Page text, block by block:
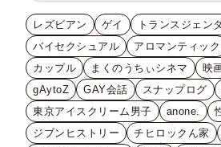
レズビアン ゲイ
トランスジェン
バイセクシュアル
アロマンティック
カップル
まくのうちぃシネマ 映
gAytoZ
GAY会話 スナップログ
東京アイスクリーム男子
anone.
ジブンヒストリー
チヒロックん家